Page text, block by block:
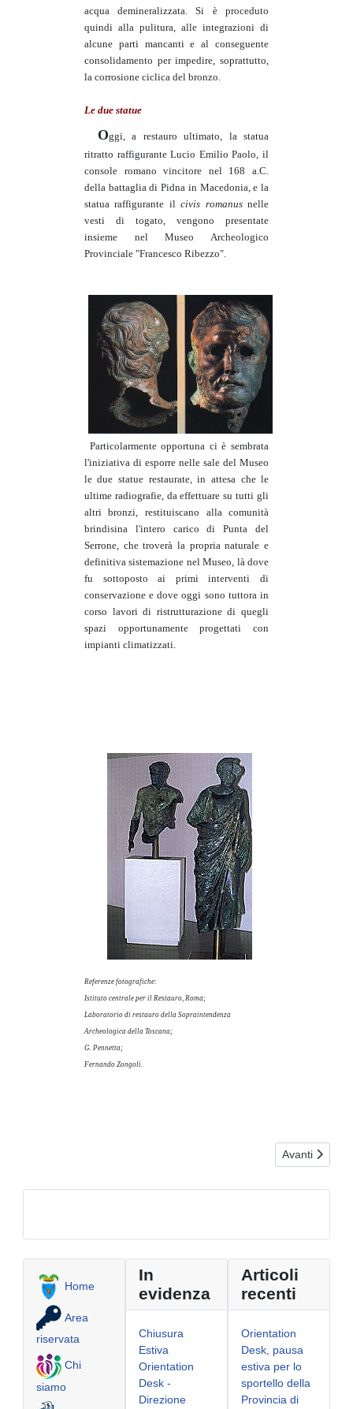
acqua demineralizzata. Si è proceduto
quindi alla pulitura, alle integrazioni di
alcune parti mancanti e al conseguente
consolidamento per impedire, soprattutto,
la corrosione ciclica del bronzo.
Le due statue
Oggi, a restauro ultimato, la statua
ritratto raffigurante Lucio Emilio Paolo, il
console romano vincitore nel 168 a.C.
della battaglia di Pidna in Macedonia, e la
statua raffigurante ilcivis romanusnelle
vesti di togato, vengono presentate
insieme nel Museo Archeologico
Provinciale "Francesco Ribezzo".
Particolarmente opportuna ci è sembrata
l'iniziativa di esporre nelle sale del Museo
le due statue restaurate, in attesa che le
ultime radiografie, da effettuare su tutti gli
altri bronzi, restituiscano alla comunità
brindisina l'intero carico di Punta del
Serrone, che troverà la propria naturale e
definitiva sistemazione nel Museo, là dove
fu sottoposto ai primi interventi di
conservazione e dove oggi sono tuttora in
corso lavori di ristrutturazione di quegli
spazi opportunamente progettati con
impianti climatizzati.
Referenze fotografiche:
Istituto centrale per il Restauro, Roma;
Laboratorio di restauro della Sopraintendenza
Archeologica della Toscana;
G. Pennetta;
Fernando Zongoli.
Articolo
Avanti
Home
Area
riservata
Chi
siamo
In
evidenza
Chiusura
Estiva
Orientation
Desk -
Direzione
Articoli
recenti
Orientation
Desk, pausa
estiva per lo
sportello della
Provincia di